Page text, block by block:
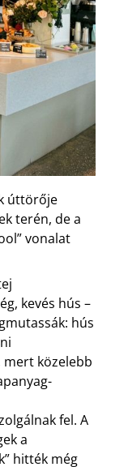
úttörője
terén, de a
vonalat
kevés hús –
hús
mert közelebb
fel. A
a
hitték még